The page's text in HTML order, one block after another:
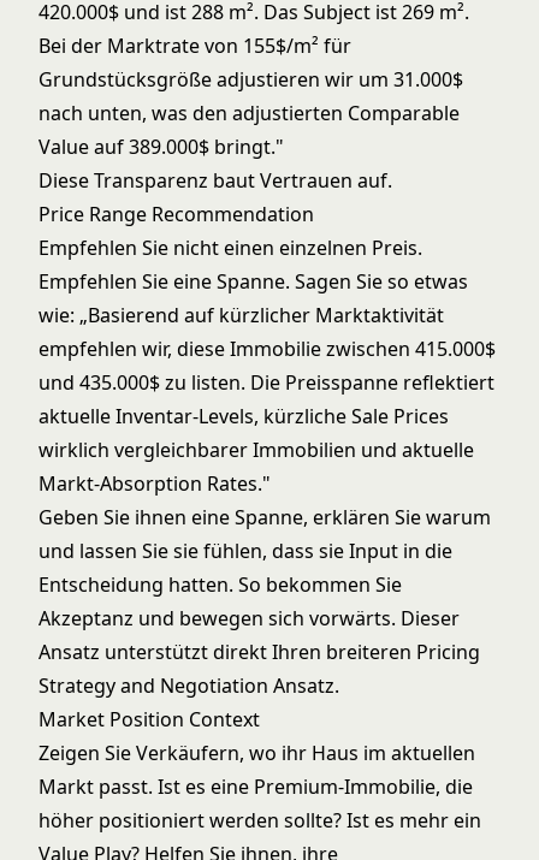
420.000$ und ist 288 m². Das Subject ist 269 m².
Bei der Marktrate von 155$/m² für
Grundstücksgröße adjustieren wir um 31.000$
nach unten, was den adjustierten Comparable
Value auf 389.000$ bringt."
Diese Transparenz baut Vertrauen auf.
Price Range Recommendation
Empfehlen Sie nicht einen einzelnen Preis.
Empfehlen Sie eine Spanne. Sagen Sie so etwas
wie: „Basierend auf kürzlicher Marktaktivität
empfehlen wir, diese Immobilie zwischen 415.000$
und 435.000$ zu listen. Die Preisspanne reflektiert
aktuelle Inventar-Levels, kürzliche Sale Prices
wirklich vergleichbarer Immobilien und aktuelle
Markt-Absorption Rates."
Geben Sie ihnen eine Spanne, erklären Sie warum
und lassen Sie sie fühlen, dass sie Input in die
Entscheidung hatten. So bekommen Sie
Akzeptanz und bewegen sich vorwärts. Dieser
Ansatz unterstützt direkt Ihren breiteren Pricing
Strategy and Negotiation Ansatz.
Market Position Context
Zeigen Sie Verkäufern, wo ihr Haus im aktuellen
Markt passt. Ist es eine Premium-Immobilie, die
höher positioniert werden sollte? Ist es mehr ein
Value Play? Helfen Sie ihnen, ihre